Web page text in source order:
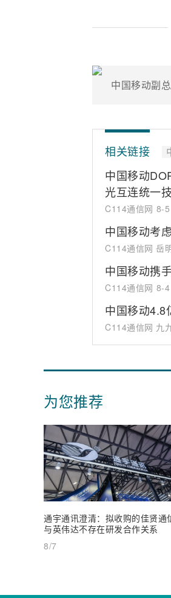
中国移动副
相关链接
中国移动
光互连统一
C114通信网 8-5
中国移动考
C114通信网 岳
中国移动携
C114通信网 8-4
中国移动4.8
C114通信网 九九
为您推荐
通宇通讯澄清：拟收购的佳贤通
与英伟达不存在研发合作关系
8/7